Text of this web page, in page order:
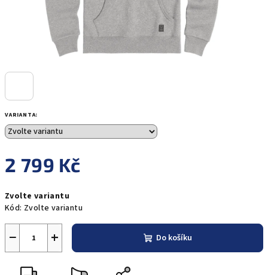
VARIANTA:
2 799 Kč
cena:
Zvolte variantu
Kód: Zvolte variantu
+
− Do košíku